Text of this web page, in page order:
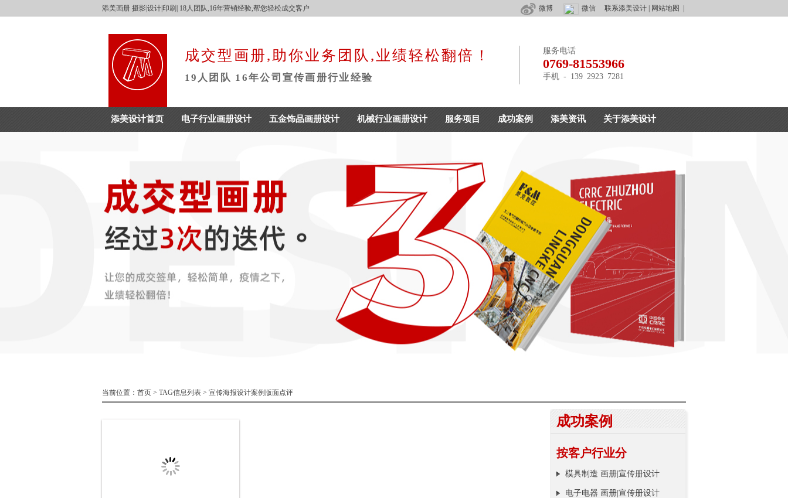
添美画册 摄影|设计|印刷| 18人团队,16年营销经验,帮您轻松成交客户 微博 微信 联系添美设计 网站地图
成交型画册,助你业务团队,业绩轻松翻倍！
19人团队 16年公司宣传画册行业经验
服务电话
0769-81553966
手机 - 139 2923 7281
添美设计首页 电子行业画册设计 五金饰品画册设计 机械行业画册设计 服务项目 成功案例 添美资讯 关于添美设计
当前位置： 首页 > TAG信息列表 > 宣传海报设计案例版面点评
成功案例
按客户行业分
模具制造 画册|宣传册设计
电子电器 画册|宣传册设计